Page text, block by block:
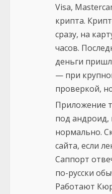
Visa,
крипта.
сразу, на
часов.
деньги
— при
проверкой,
Приложение
под андроид,
нормально.
сайта, если
Саппорт
по-русски
Работают